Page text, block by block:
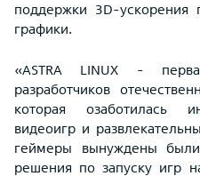
поддержки 3D-ускорения
графики.
«ASTRA LINUX -
разработчиков
которая озаботилась
видеоигр и
геймеры вынуждены были
решения по запуску игр